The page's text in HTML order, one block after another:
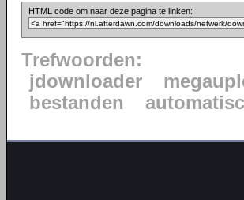
HTML code om naar deze pagina te linken:
Trefwoorden:
jdownloader
bestanden